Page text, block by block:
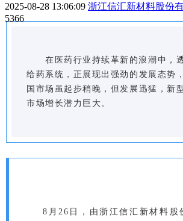
2025-08-28 13:06:09 浙江信汇新材料股份
5366
在医药行业持续革新的浪潮中，
给药系统，正展现出强劲的发展态势
国市场虽起步稍晚，但发展迅猛，新
市场增长潜力巨大。
8月26日，由浙江信汇新材料